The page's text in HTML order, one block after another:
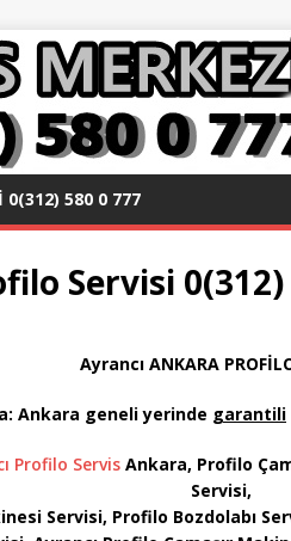
0(312) 580 0 777
Servisi
Ayrancı ANKARA
Ankara geneli yerinde garantili
Profilo Servis Ankara, Profilo
Servisi,
Servisi, Profilo Bozdolabı